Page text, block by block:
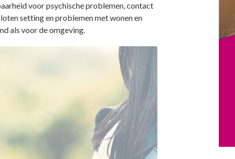
voor psychische problemen, contact
setting en problemen met wonen en
als voor de omgeving.